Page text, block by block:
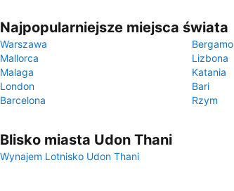
Najpopularniejsze miejsca świata
Warszawa
Bergamo
Mallorca
Lizbona
Malaga
Katania
London
Bari
Barcelona
Rzym
Blisko miasta Udon Thani
Wynajem Lotnisko Udon Thani